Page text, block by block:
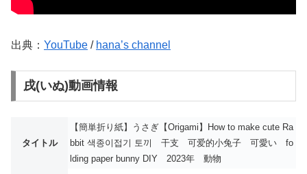
出典： YouTube / hana’s channel
戌(いぬ)動画情報
タイトル
【簡単折り紙】うさぎ【Origami】How to make cute Ra
bbit 색종이접기 토끼 干支 可爱的小兔子 可愛い fo
lding paper bunny DIY 2023年 動物